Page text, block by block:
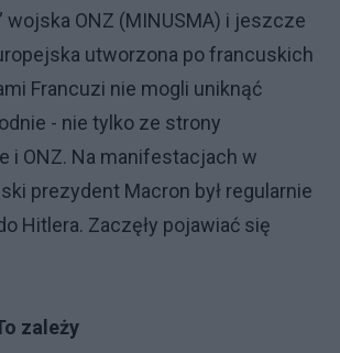
wojska ONZ (MINUSMA) i jeszcze
utworzona po francuskich
Francuzi nie mogli uniknąć
- nie tylko ze strony
i ONZ. Na manifestacjach w
prezydent Macron był regularnie
Hitlera. Zaczęły pojawiać się
zależy